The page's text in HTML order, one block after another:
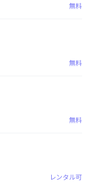
無料
無料
無料
レンタル可